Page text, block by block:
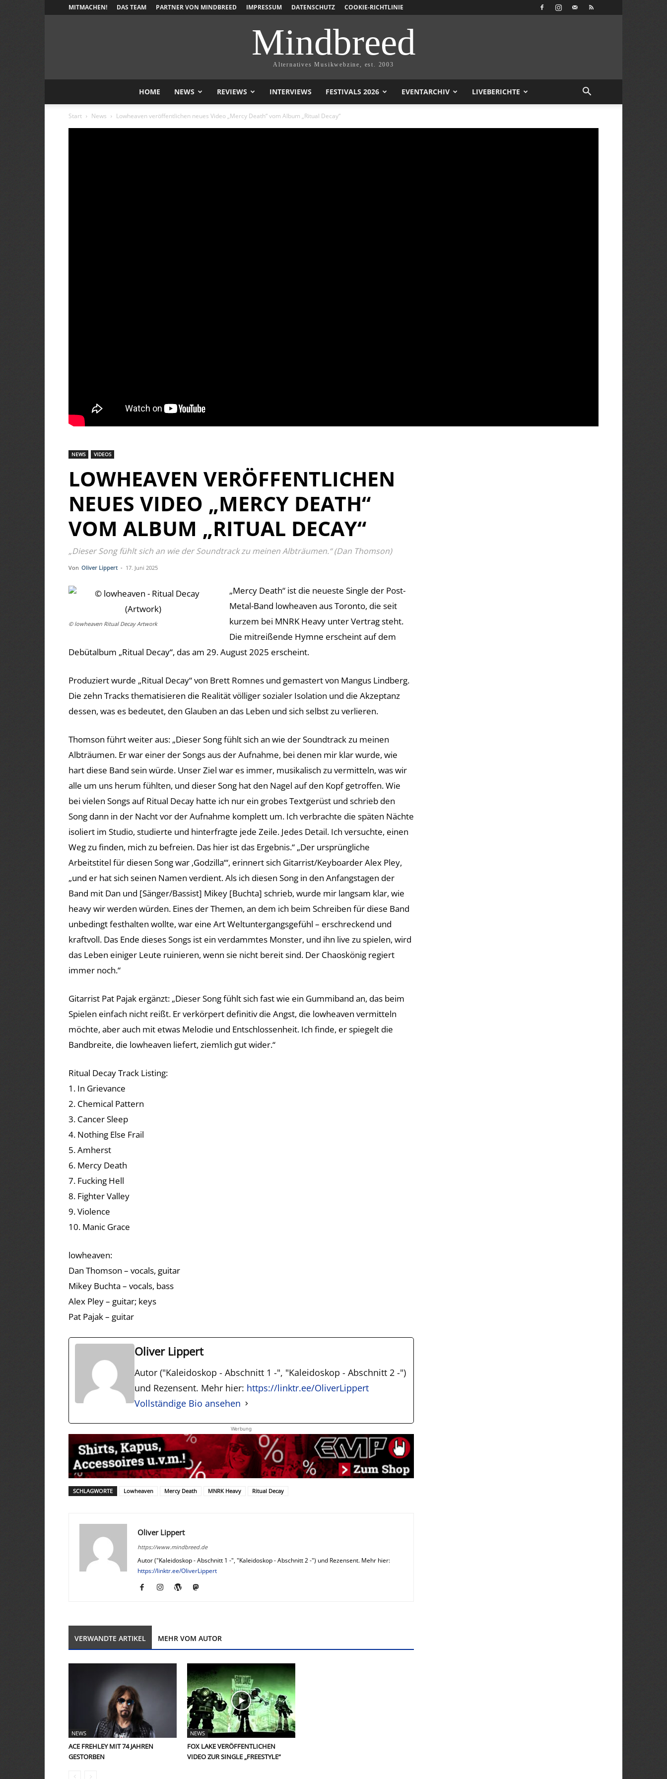
MITMACHEN! DAS TEAM PARTNER VON MINDBREED IMPRESSUM DATENSCHUTZ COOKIE-RICHTLINIE
Mindbreed
Alternatives Musikwebzine, est. 2003
HOME NEWS REVIEWS INTERVIEWS FESTIVALS 2026 EVENTARCHIV LIVEBERICHTE
Start News Lowheaven veröffentlichen neues Video „Mercy Death“ vom Album „Ritual Decay“
NEWS VIDEOS
LOWHEAVEN VERÖFFENTLICHEN
NEUES VIDEO „MERCY DEATH“
VOM ALBUM „RITUAL DECAY“
„Dieser Song fühlt sich an wie der Soundtrack zu meinen Albträumen.“ (Dan Thomson)
Von Oliver Lippert - 17. Juni 2025
© lowheaven Ritual Decay Artwork
„Mercy Death“ ist die neueste Single der Post-
Metal-Band lowheaven aus Toronto, die seit
kurzem bei MNRK Heavy unter Vertrag steht.
Die mitreißende Hymne erscheint auf dem
Debütalbum „Ritual Decay“, das am 29. August 2025 erscheint.
Produziert wurde „Ritual Decay“ von Brett Romnes und gemastert von Mangus Lindberg.
Die zehn Tracks thematisieren die Realität völliger sozialer Isolation und die Akzeptanz
dessen, was es bedeutet, den Glauben an das Leben und sich selbst zu verlieren.
Thomson führt weiter aus: „Dieser Song fühlt sich an wie der Soundtrack zu meinen
Albträumen. Er war einer der Songs aus der Aufnahme, bei denen mir klar wurde, wie
hart diese Band sein würde. Unser Ziel war es immer, musikalisch zu vermitteln, was wir
alle um uns herum fühlten, und dieser Song hat den Nagel auf den Kopf getroffen. Wie
bei vielen Songs auf Ritual Decay hatte ich nur ein grobes Textgerüst und schrieb den
Song dann in der Nacht vor der Aufnahme komplett um. Ich verbrachte die späten Nächte
isoliert im Studio, studierte und hinterfragte jede Zeile. Jedes Detail. Ich versuchte, einen
Weg zu finden, mich zu befreien. Das hier ist das Ergebnis.“ „Der ursprüngliche
Arbeitstitel für diesen Song war ‚Godzilla‘“, erinnert sich Gitarrist/Keyboarder Alex Pley,
„und er hat sich seinen Namen verdient. Als ich diesen Song in den Anfangstagen der
Band mit Dan und [Sänger/Bassist] Mikey [Buchta] schrieb, wurde mir langsam klar, wie
heavy wir werden würden. Eines der Themen, an dem ich beim Schreiben für diese Band
unbedingt festhalten wollte, war eine Art Weltuntergangsgefühl – erschreckend und
kraftvoll. Das Ende dieses Songs ist ein verdammtes Monster, und ihn live zu spielen, wird
das Leben einiger Leute ruinieren, wenn sie nicht bereit sind. Der Chaoskönig regiert
immer noch.“
Gitarrist Pat Pajak ergänzt: „Dieser Song fühlt sich fast wie ein Gummiband an, das beim
Spielen einfach nicht reißt. Er verkörpert definitiv die Angst, die lowheaven vermitteln
möchte, aber auch mit etwas Melodie und Entschlossenheit. Ich finde, er spiegelt die
Bandbreite, die lowheaven liefert, ziemlich gut wider.“
Ritual Decay Track Listing:
1. In Grievance
2. Chemical Pattern
3. Cancer Sleep
4. Nothing Else Frail
5. Amherst
6. Mercy Death
7. Fucking Hell
8. Fighter Valley
9. Violence
10. Manic Grace
lowheaven:
Dan Thomson – vocals, guitar
Mikey Buchta – vocals, bass
Alex Pley – guitar; keys
Pat Pajak – guitar
Oliver Lippert
Autor ("Kaleidoskop - Abschnitt 1 -", "Kaleidoskop - Abschnitt 2 -")
und Rezensent. Mehr hier: https://linktr.ee/OliverLippert
Vollständige Bio ansehen
Werbung
SCHLAGWORTE Lowheaven Mercy Death MNRK Heavy Ritual Decay
Oliver Lippert
https://www.mindbreed.de
Autor ("Kaleidoskop - Abschnitt 1 -", "Kaleidoskop - Abschnitt 2 -") und Rezensent. Mehr hier:
https://linktr.ee/OliverLippert
VERWANDTE ARTIKEL MEHR VOM AUTOR
NEWS
ACE FREHLEY MIT 74 JAHREN
GESTORBEN
NEWS
FOX LAKE VERÖFFENTLICHEN
VIDEO ZUR SINGLE „FREESTYLE“